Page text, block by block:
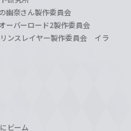
幽奈さん製作委員会
ーバーロード2製作委員会
ンスレイヤー製作委員会 イラ
ビーム